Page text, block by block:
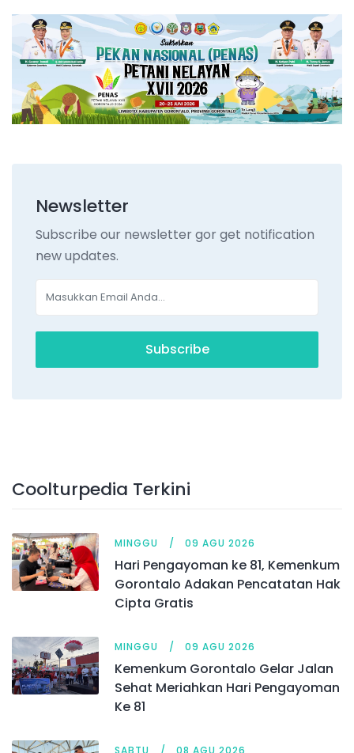
Newsletter
Subscribe our newsletter gor get notification
new updates.
Subscribe
Coolturpedia Terkini
MINGGU 09 AGU 2026
Hari Pengayoman ke 81, Kemenkum
Gorontalo Adakan Pencatatan Hak
Cipta Gratis
MINGGU 09 AGU 2026
Kemenkum Gorontalo Gelar Jalan
Sehat Meriahkan Hari Pengayoman
Ke 81
SABTU 08 AGU 2026